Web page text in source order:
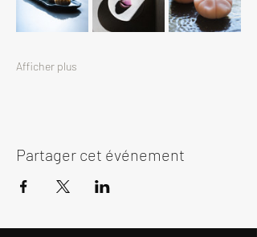
Afficher plus
Partager cet événement